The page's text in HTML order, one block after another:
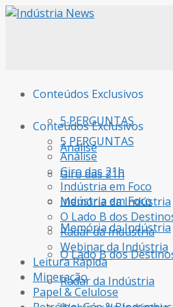
Conteúdos Exclusivos
5 PERGUNTAS
Análise
Giro das 21h
Indústria em Foco
Memória da Indústria
O Lado B dos
Radar da Indústria
Conteúdos Exclusivos
5 PERGUNTAS
Análise
Giro das 21h
Indústria em Foco
Memória da Indústria
O Lado B dos
Radar da Indústria
Webinar da Indústria
Leitura Rápida
Mineração
Papel & Celulose